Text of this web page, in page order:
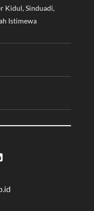
Kidul, Sinduadi,
Istimewa